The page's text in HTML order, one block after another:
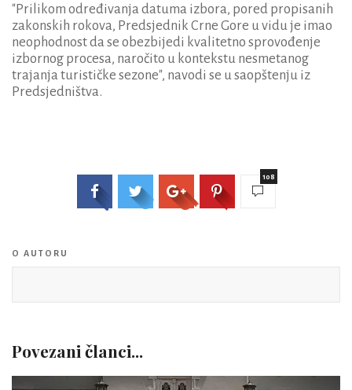
"Prilikom određivanja datuma izbora, pored propisanih
zakonskih rokova, Predsjednik Crne Gore u vidu je imao
neophodnost da se obezbijedi kvalitetno sprovođenje
izbornog procesa, naročito u kontekstu nesmetanog
trajanja turističke sezone", navodi se u saopštenju iz
Predsjedništva.
108
O AUTORU
Povezani članci...